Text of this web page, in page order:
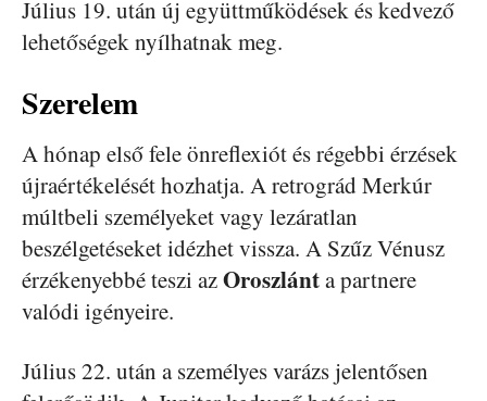
Július 19. után új együttműködések és kedvező
lehetőségek nyílhatnak meg.
Szerelem
A hónap első fele önreflexiót és régebbi érzések
újraértékelését hozhatja. A retrográd Merkúr
múltbeli személyeket vagy lezáratlan
beszélgetéseket idézhet vissza. A Szűz Vénusz
érzékenyebbé teszi azOroszlánta partnere
valódi igényeire.
Július 22. után a személyes varázs jelentősen